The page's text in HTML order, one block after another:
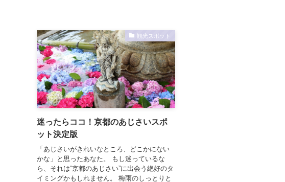
観光スポット
迷ったらココ！京都のあじさいスポ
ット決定版
「あじさいがきれいなところ、どこかにない
かな」と思ったあなた。 もし迷っているな
ら、それは“京都のあじさい”に出会う絶好のタ
イミングかもしれません。 梅雨のしっとりと